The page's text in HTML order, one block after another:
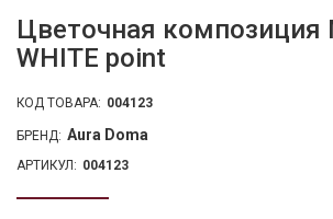
Цветочная композиция
WHITE point
КОД ТОВАРА: 004123
БРЕНД: Aura Doma
АРТИКУЛ: 004123